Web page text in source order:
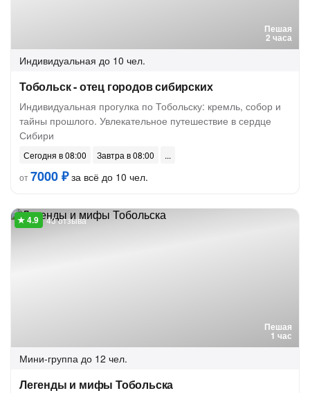
Пешая
2 часа
Индивидуальная до 10 чел.
Тобольск - отец городов сибирских
Индивидуальная прогулка по Тобольску: кремль, собор и
тайны прошлого. Увлекательное путешествие в сердце
Сибири
Сегодня в 08:00
Завтра в 08:00
от7000 ₽за всё до 10 чел.
Пешая
1 час
43 отзыва
Мини-группа до 12 чел.
Легенды и мифы Тобольска